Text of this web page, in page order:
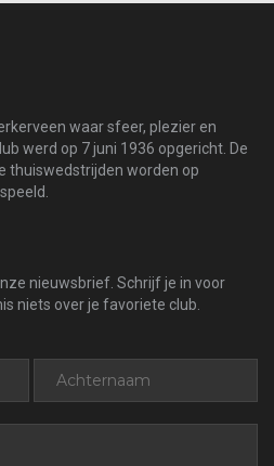
waar sfeer, plezier en
werd op 7 juni 1936 opgericht. De
thuiswedstrijden worden op
nieuwsbrief. Schrijf je in voor
niets over je favoriete club.